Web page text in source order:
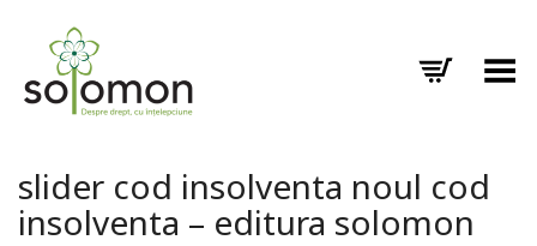
Toggle Menu
slider cod insolventa noul cod
insolventa – editura solomon